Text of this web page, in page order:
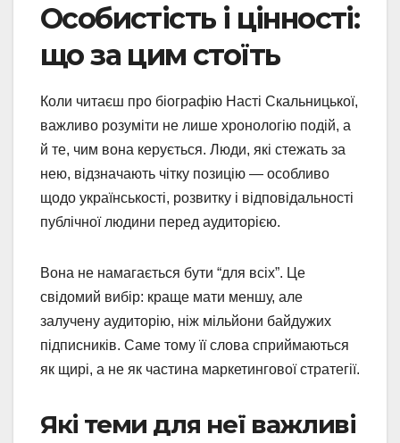
Особистість і цінності:
що за цим стоїть
Коли читаєш про біографію Насті Скальницької,
важливо розуміти не лише хронологію подій, а
й те, чим вона керується. Люди, які стежать за
нею, відзначають чітку позицію — особливо
щодо українськості, розвитку і відповідальності
публічної людини перед аудиторією.
Вона не намагається бути “для всіх”. Це
свідомий вибір: краще мати меншу, але
залучену аудиторію, ніж мільйони байдужих
підписників. Саме тому її слова сприймаються
як щирі, а не як частина маркетингової стратегії.
Які теми для неї важливі